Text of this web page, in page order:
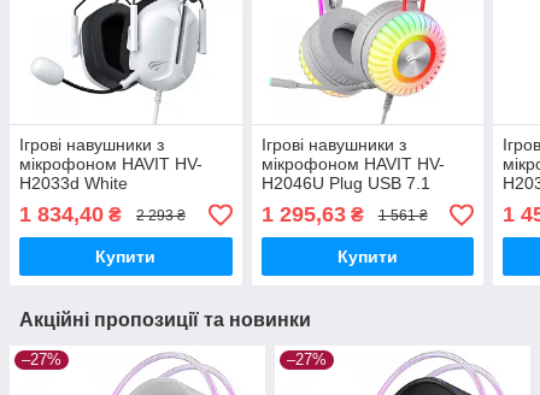
Ігрові навушники з
мікрофоном HAVIT HV-
H2033d White
1 834,40 ₴ 2 293 ₴
Купити
Ігрові навушники з
мікрофоном HAVIT HV-
H2046U Plug USB 7.1
1 295,63₴ 1 561 ₴
Купити
1
Акційні пропозиції та новинки
–27% –27%